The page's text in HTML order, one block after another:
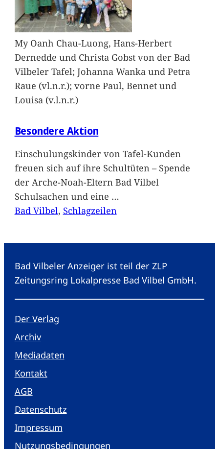
My Oanh Chau-Luong, Hans-Herbert
Dernedde und Christa Gobst von der Bad
Vilbeler Tafel; Johanna Wanka und Petra
Raue (vl.n.r.); vorne Paul, Bennet und
Louisa (v.l.n.r.)
Besondere Aktion
Einschulungskinder von Tafel-Kunden
freuen sich auf ihre Schultüten – Spende
der Arche-Noah-Eltern Bad Vilbel
Schulsachen und eine …
Bad Vilbel, Schlagzeilen
Bad Vilbeler Anzeiger ist teil der ZLP
Zeitungsring Lokalpresse Bad Vilbel GmbH.
Der Verlag
Archiv
Mediadaten
Kontakt
AGB
Datenschutz
Impressum
Nutzungsbedingungen